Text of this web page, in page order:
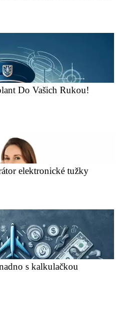
Do Vašich Rukou!
elektronické tužky
s kalkulačkou